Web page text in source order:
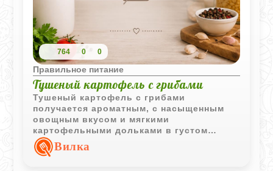
764 0 0
Правильное питание
Тушеный картофель с грибами
Тушеный картофель с грибами
получается ароматным, с насыщенным
овощным вкусом и мягкими
картофельными дольками в густом
грибном соусе.
Вилка